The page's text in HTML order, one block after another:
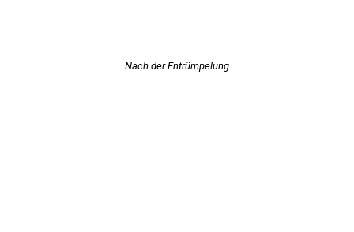
Nach der Entrümpelung